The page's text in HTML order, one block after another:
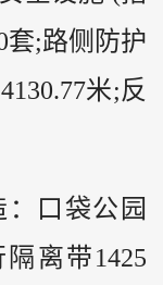
套;路侧防护
米;反
口袋公园
离带1425